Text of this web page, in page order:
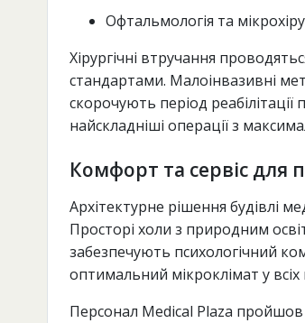
Офтальмологія та
Хірургічні втручання
стандартами. Малоінвазивні
скорочують період
найскладніші операції з
Комфорт та сервіс для
Архітектурне рішення будівлі
Просторі холи з природним
забезпечують психологічний
оптимальний мікроклімат у
Персонал Medical Plaza пройшов